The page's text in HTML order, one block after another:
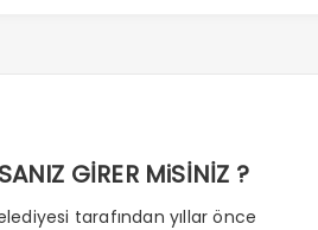
GİRER MiSİNİZ ?
tarafından yıllar önce